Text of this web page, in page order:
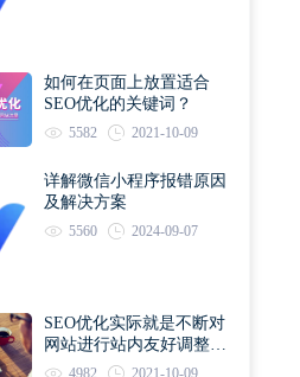
如何在页面上放置适合
SEO优化的关键词？
5582 2021-10-09
详解微信小程序报错原因
及解决方案
5560 2024-09-07
SEO优化实际就是不断对
网站进行站内友好调整直
到符合优化规则
4982 2021-10-09